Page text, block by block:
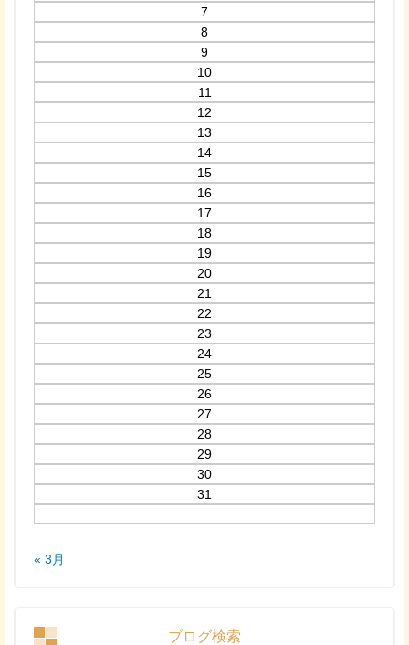
7
8
9
10
11
12
13
14
15
16
17
18
19
20
21
22
23
24
25
26
27
28
29
30
31
« 3月
ブログ検索